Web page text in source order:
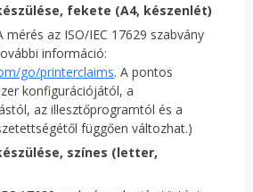
fekete (A4, készenlét)
mérés az ISO/IEC 17629 szabvány
információ:
go/printerclaims. A pontos
konfigurációjától, a
az illesztőprogramtól és a
függően változhat.)
színes (letter,